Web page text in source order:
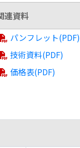
連資料
パンフレット(PDF)
技術資料(PDF)
価格表(PDF)